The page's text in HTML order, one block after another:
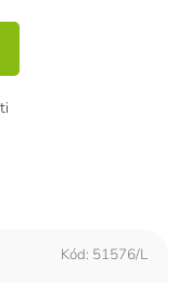
Kód: 51576/L